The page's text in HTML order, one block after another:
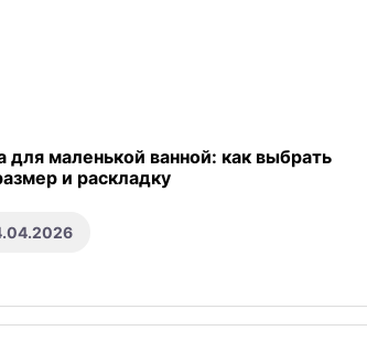
для маленькой ванной: как выбрать
и раскладку